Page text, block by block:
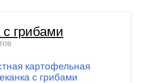
грибами
картофельная
с грибами